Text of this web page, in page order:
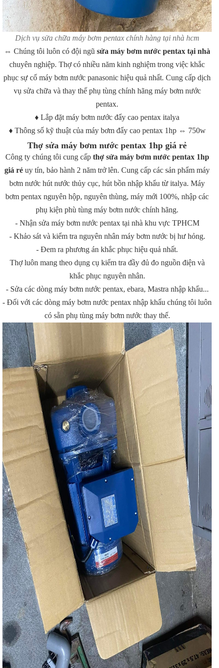
Dịch vụ sửa chữa máy bơm pentax chính hàng tại nhà hcm
⇔ Chúng tôi luôn có đội ngũ sửa máy bơm nước pentax tại nhà
chuyên nghiệp. Thợ có nhiều năm kinh nghiệm trong việc khắc
phục sự cố máy bơm nước panasonic hiệu quả nhất. Cung cấp dịch
vụ sửa chữa và thay thế phụ tùng chính hãng máy bơm nước
pentax.
♦ Lắp đặt máy bơm nước đẩy cao pentax italya
♦Thông số kỹ thuật của máy bơm đẩy cao pentax 1hp ⇔ 750w
Thợ sửa máy bơm nước pentax 1hp giá rẻ
Công ty chúng tôi cung cấp thợ sửa máy bơm nước pentax 1hp
giá rẻ uy tín, bảo hành 2 năm trở lên. Cung cấp các sản phẩm máy
bơm nước hút nước thủy cục, hút bồn nhập khẩu từ italya. Máy
bơm pentax nguyên hộp, nguyên thùng, máy mới 100%, nhập các
phụ kiện phù tùng máy bơm nước chính hãng.
- Nhận sửa máy bơm nước pentax tại nhà khu vực TPHCM
- Khảo sát và kiểm tra nguyên nhân máy bơm nước bị hư hỏng.
- Đem ra phương án khắc phục hiệu quả nhất.
Thợ luôn mang theo dụng cụ kiểm tra đầy đủ đo nguồn điện và
khắc phục nguyên nhân.
- Sửa các dòng máy bơm nước pentax, ebara, Mastra nhập khẩu...
- Đối với các dòng máy bơm nước pentax nhập khẩu chúng tôi luôn
có sẵn phụ tùng máy bơm nước thay thế.